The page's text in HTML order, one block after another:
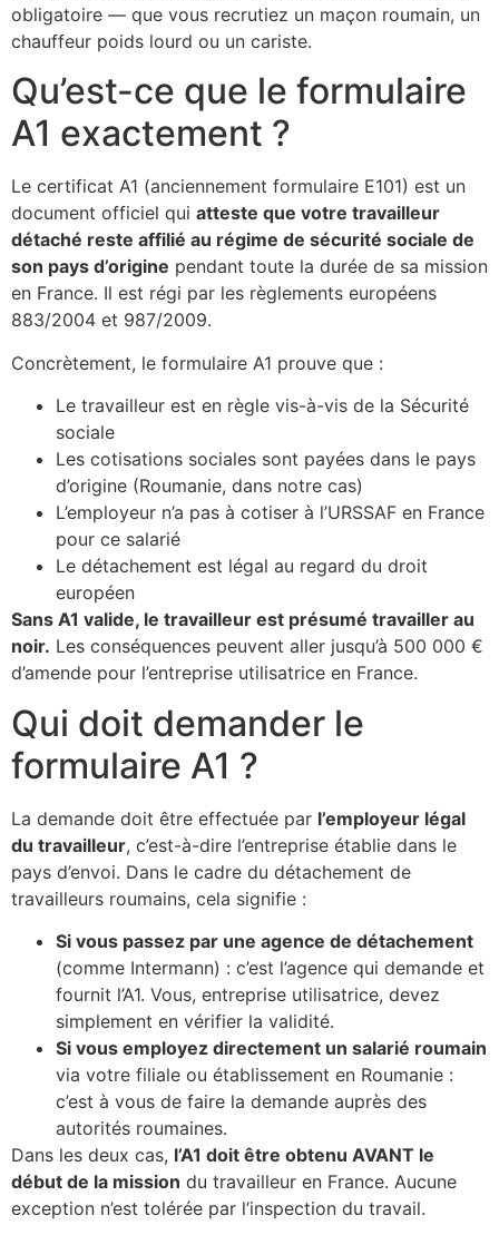
obligatoire — que vous recrutiez un maçon roumain, un
chauffeur poids lourd ou un cariste.
Qu’est-ce que le formulaire
A1 exactement ?
Le certificat A1 (anciennement formulaire E101) est un
document officiel qui atteste que votre travailleur
détaché reste affilié au régime de sécurité sociale de
son pays d’origine pendant toute la durée de sa mission
en France. Il est régi par les règlements européens
883/2004 et 987/2009.
Concrètement, le formulaire A1 prouve que :
Le travailleur est en règle vis-à-vis de la Sécurité
sociale
Les cotisations sociales sont payées dans le pays
d’origine (Roumanie, dans notre cas)
L’employeur n’a pas à cotiser à l’URSSAF en France
pour ce salarié
Le détachement est légal au regard du droit
européen
Sans A1 valide, le travailleur est présumé travailler au
noir. Les conséquences peuvent aller jusqu’à 500 000 €
d’amende pour l’entreprise utilisatrice en France.
Qui doit demander le
formulaire A1 ?
La demande doit être effectuée par l’employeur légal
du travailleur, c’est-à-dire l’entreprise établie dans le
pays d’envoi. Dans le cadre du détachement de
travailleurs roumains, cela signifie :
Si vous passez par une agence de détachement
(comme Intermann) : c’est l’agence qui demande et
fournit l’A1. Vous, entreprise utilisatrice, devez
simplement en vérifier la validité.
Si vous employez directement un salarié roumain
via votre filiale ou établissement en Roumanie :
c’est à vous de faire la demande auprès des
autorités roumaines.
Dans les deux cas, l’A1 doit être obtenu AVANT le
début de la mission du travailleur en France. Aucune
exception n’est tolérée par l’inspection du travail.